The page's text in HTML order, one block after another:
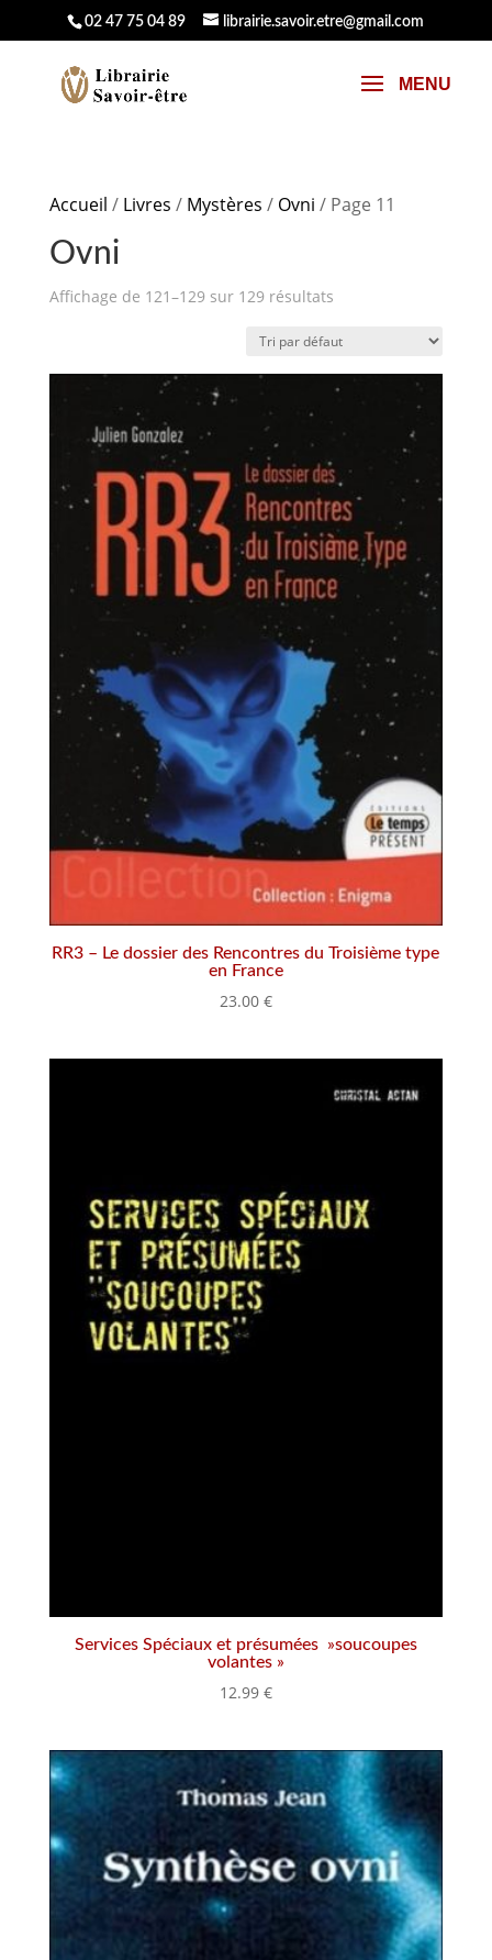
02 47 75 04 89 librairie.savoir.etre@gmail.com
Accueil / Livres / Mystères / Ovni / Page 11
Ovni
Affichage de 121–129 sur 129 résultats
RR3 – Le dossier des Rencontres du Troisième type
en France
23.00 €
Services Spéciaux et présumées »soucoupes
volantes »
12.99 €